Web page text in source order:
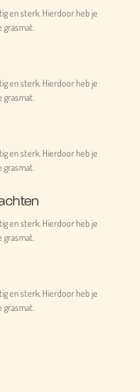
en sterk. Hierdoor heb je
en sterk. Hierdoor heb je
en sterk. Hierdoor heb je
en sterk. Hierdoor heb je
en sterk. Hierdoor heb je